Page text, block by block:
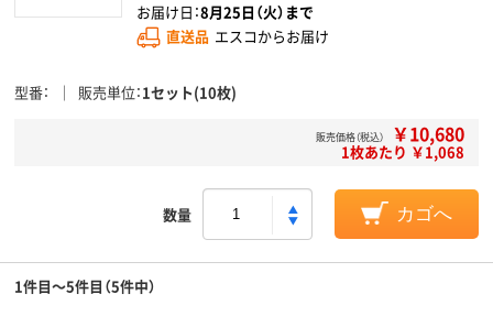
お届け日：8月25日（火）まで
直送品 エスコからお届け
型番 販売単位 1セット(10枚)
販売価格（税込） ￥10,680
1枚あたり ￥1,068
数量 カゴへ
1件目～5件目（5件中）